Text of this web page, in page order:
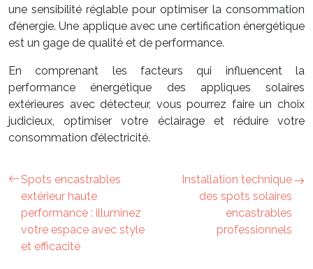
une sensibilité réglable pour optimiser la consommation
d’énergie. Une applique avec une certification énergétique
est un gage de qualité et de performance.
En comprenant les facteurs qui influencent la
performance énergétique des appliques solaires
extérieures avec détecteur, vous pourrez faire un choix
judicieux, optimiser votre éclairage et réduire votre
consommation d’électricité.
Spots encastrables
extérieur haute
performance : illuminez
votre espace avec style
et efficacité
Installation technique
des spots solaires
encastrables
professionnels